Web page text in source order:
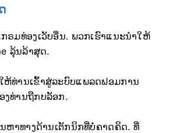
ຣມທ່ອງເວັບອື່ນ. ພວກເຮົາແນະນຳໃຫ້
ລຸ້ນລ້າສຸດ.
ຫ້ທ່ານເຂົ້າສູ່ລະບົບແພລດຟອມການ
ງທ່ານຖືກບລັອກ.
ຫາທາງດ້ານເຕັກນິກທີ່ບໍ່ຄາດຄິດ. ທີ່